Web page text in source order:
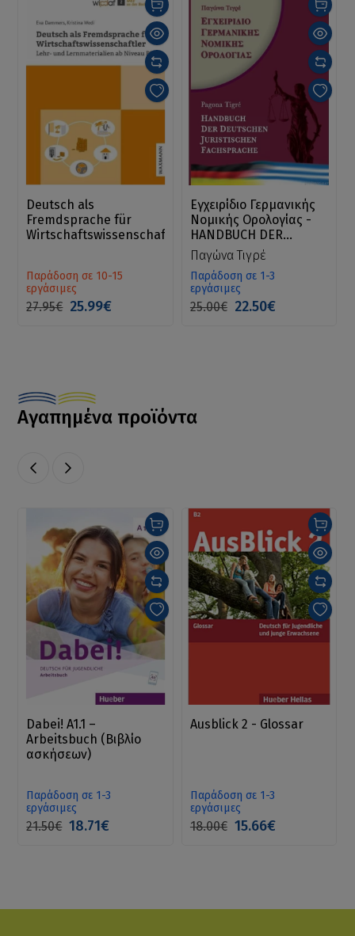
Deutsch als
Fremdsprache für
Wirtschaftswissenschaftler
Παράδοση σε 10-15
εργάσιμες
27.95€ 25.99€
Εγχειρίδιο Γερμανικής
Νομικής Ορολογίας -
HANDBUCH DER
DEUTSCHEN
JURISTISCHEN
FACHSPRACHE
Παγώνα Τιγρέ
Παράδοση σε 1-3
εργάσιμες
25.00€ 22.50€
Αγαπημένα προϊόντα
Dabei! A1.1 –
Arbeitsbuch (Βιβλίο
ασκήσεων)
Παράδοση σε 1-3
εργάσιμες
21.50€ 18.71€
Ausblick 2 - Glossar
Παράδοση σε 1-3
εργάσιμες
18.00€ 15.66€